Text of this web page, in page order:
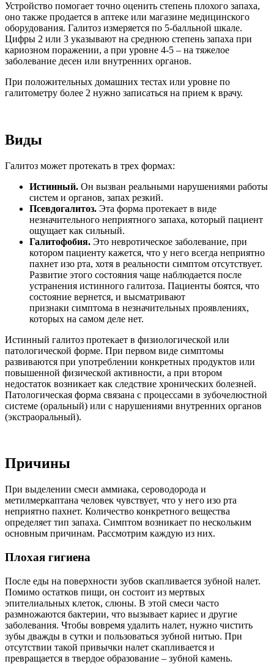
Устройство помогает точно оценить степень плохого запаха,
оно также продается в аптеке или магазине медицинского
оборудования. Галитоз измеряется по 5-балльной шкале.
Цифры 2 или 3 указывают на среднюю степень запаха при
кариозном поражении, а при уровне 4-5 – на тяжелое
заболевание десен или внутренних органов.
При положительных домашних тестах или уровне по
галитометру более 2 нужно записаться на прием к врачу.
Виды
Галитоз может протекать в трех формах:
Истинный. Он вызван реальными нарушениями работы
систем и органов, запах резкий.
Псевдогалитоз. Эта форма протекает в виде
незначительного неприятного запаха, который пациент
ощущает как сильный.
Галитофобия. Это невротическое заболевание, при
котором пациенту кажется, что у него всегда неприятно
пахнет изо рта, хотя в реальности симптом отсутствует.
Развитие этого состояния чаще наблюдается после
устранения истинного галитоза. Пациенты боятся, что
состояние вернется, и высматривают
признаки симптома в незначительных проявлениях,
которых на самом деле нет.
Истинный галитоз протекает в физиологической или
патологической форме. При первом виде симптомы
развиваются при употреблении конкретных продуктов или
повышенной физической активности, а при втором
недостаток возникает как следствие хронических болезней.
Патологическая форма связана с процессами в зубочелюстной
системе (оральный) или с нарушениями внутренних органов
(экстраоральный).
Причины
При выделении смеси аммиака, сероводорода и
метилмеркаптана человек чувствует, что у него изо рта
неприятно пахнет. Количество конкретного вещества
определяет тип запаха. Симптом возникает по нескольким
основным причинам. Рассмотрим каждую из них.
Плохая гигиена
После еды на поверхности зубов скапливается зубной налет.
Помимо остатков пищи, он состоит из мертвых
эпителиальных клеток, слюны. В этой смеси часто
размножаются бактерии, что вызывает кариес и другие
заболевания. Чтобы вовремя удалить налет, нужно чистить
зубы дважды в сутки и пользоваться зубной нитью. При
отсутствии такой привычки налет скапливается и
превращается в твердое образование – зубной камень.